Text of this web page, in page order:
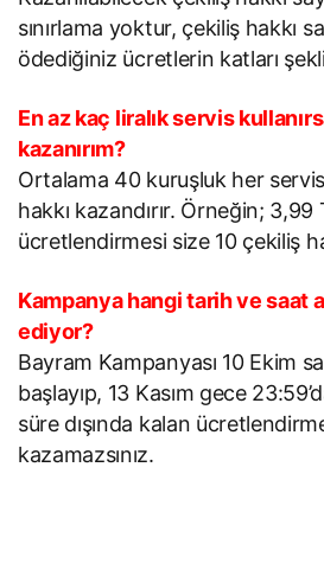
sınırlama yoktur, çekiliş hakkı
ödediğiniz ücretlerin katları
En az kaç liralık servis
kazanırım?
Ortalama 40 kuruşluk her servis
hakkı kazandırır. Örneğin; 3,99
ücretlendirmesi size 10 çekiliş
Kampanya hangi tarih ve saat
ediyor?
Bayram Kampanyası 10 Ekim
başlayıp, 13 Kasım gece
süre dışında kalan
kazamazsınız.